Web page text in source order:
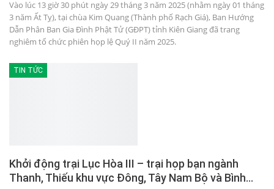
Vào lúc 13 giờ 30 phút ngày 29 tháng 3 năm 2025 (nhằm ngày 01 tháng
3 năm Ất Tỵ), tại chùa Kim Quang (Thành phố Rạch Giá), Ban Hướng
Dẫn Phân Ban Gia Đình Phật Tử (GĐPT) tỉnh Kiên Giang đã trang
nghiêm tổ chức phiên họp lệ Quý II năm 2025.
TIN TỨC
Khởi động trại Lục Hòa III – trại họp bạn ngành
Thanh, Thiếu khu vực Đông, Tây Nam Bộ và Bình…